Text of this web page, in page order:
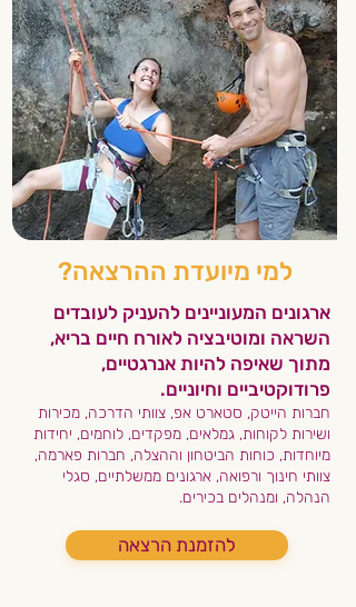
למי מיועדת ההרצאה?
ארגונים המעוניינים להעניק לעובדים
השראה ומוטיבציה לאורח חיים בריא,
מתוך שאיפה להיות אנרגטיים,
פרודוקטיביים וחיוניים.
חברות הייטק, סטארט אפ, צוותי הדרכה, מכירות
ושירות לקוחות, גמלאים, מפקדים, לוחמים, יחידות
מיוחדות, כוחות הביטחון וההצלה, חברות פארמה,
צוותי חינוך ורפואה, ארגונים ממשלתיים, סגלי
הנהלה, ומנהלים בכירים.
להזמנת הרצאה